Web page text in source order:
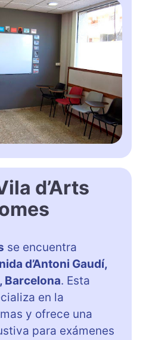
d’Arts
se encuentra
d’Antoni Gaudí,
Barcelona. Esta
en la
y ofrece una
para exámenes